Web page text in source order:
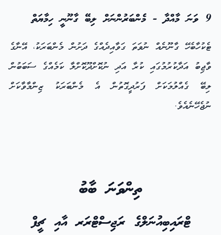
9 ވަނަ މާއްދާ - މެންބަރުންނަށް ލިބޭ ގާނޫނީ ހިމާޔަތް
ޓެކުހާބެހޭ ގާނޫނެއް ނުވަތަ ގަވާއިދެއްގެ ދަށުން މެންބަރަކު، އޭނާގެ
ވާޖިބު އަދާކުރުމުގައި ކުރާ އަދި ނުކޮށްދޫކޮށްލާ ކަމެއްގެ ސަބަބުން
ލިބޭ ގެއްލުމަކަށް ފަރުދީގޮތުން އެ މެންބަރަކު ޒިންމާވާކަށް
ނުޖެހޭނެއެވެ.
ތިންވަނަ ބާބު
ޓްރައިބިއުނަލްގެ ރަޖިސްޓްރަރ އާއި ޗީފް